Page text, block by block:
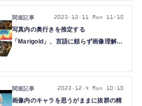
写真内の奥行きを推定する
「Marigold」、言語に頼らず画像理解す
要論文6本を解説（生成AIウィークリ
ー）
2023.12.11 Mon 11:10
画像内のキャラを思うがままに抜群の精
2023.12.4 Mon 10:10